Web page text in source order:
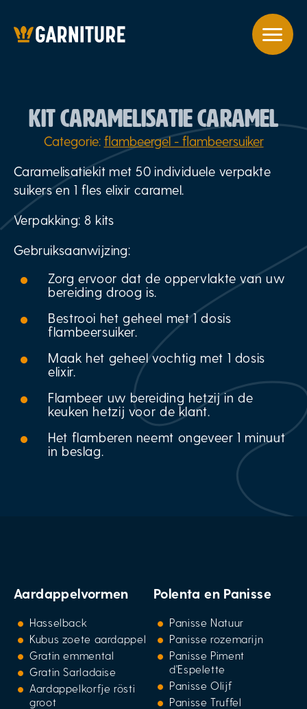
KIT CARAMELISATIE CARAMEL
Categorie: flambeergel - flambeersuiker
Caramelisatiekit met 50 individuele verpakte
suikers en 1 fles elixir caramel.
Verpakking: 8 kits
Gebruiksaanwijzing:
Zorg ervoor dat de oppervlakte van uw
bereiding droog is.
Bestrooi het geheel met 1 dosis
flambeersuiker.
Maak het geheel vochtig met 1 dosis
elixir.
Flambeer uw bereiding hetzij in de
keuken hetzij voor de klant.
Het flamberen neemt ongeveer 1 minuut
in beslag.
Aardappelvormen
Hasselback
Kubus zoete aardappel
Gratin emmental
Gratin Sarladaise
Aardappelkorfje rösti
groot
Polenta en Panisse
Panisse Natuur
Panisse rozemarijn
Panisse Piment
d'Espelette
Panisse Olijf
Panisse Truffel